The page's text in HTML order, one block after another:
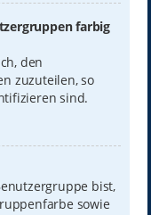
farbig
den
zuzuteilen, so
sind.
bist,
sowie